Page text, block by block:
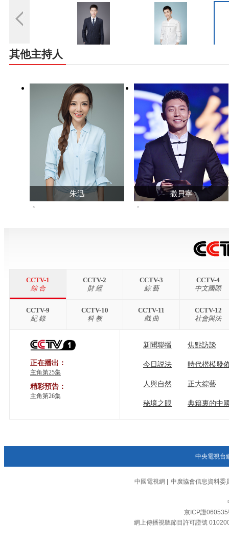
其他主持人
朱迅 撒貝寧
CCTV-1
綜 合
CCTV-2
財 經
CCTV-3
綜 藝
CCTV-4
中文國際
CCTV-9
紀 錄
CCTV-10
科 教
CCTV-11
戲 曲
CCTV-12
社會與法
正在播出：
主角第25集
精彩預告：
主角第26集
新聞聯播 焦點訪談
今日説法 時代楷模發
人與自然 正大綜藝
秘境之眼 典籍裏的中
中央電視台
中國電視網 中廣協會信息資料委
京ICP證060535
網上傳播視聽節目許可證號